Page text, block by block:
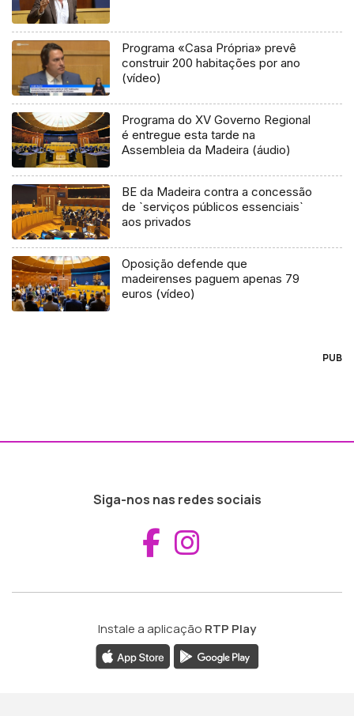
Programa «Casa Própria» prevê
construir 200 habitações por ano
(vídeo)
Programa do XV Governo Regional
é entregue esta tarde na
Assembleia da Madeira (áudio)
BE da Madeira contra a concessão
de `serviços públicos essenciais`
aos privados
Oposição defende que
madeirenses paguem apenas 79
euros (vídeo)
PUB
Siga-nos nas redes sociais
Aceder ao
Instale a aplicação RTP Play